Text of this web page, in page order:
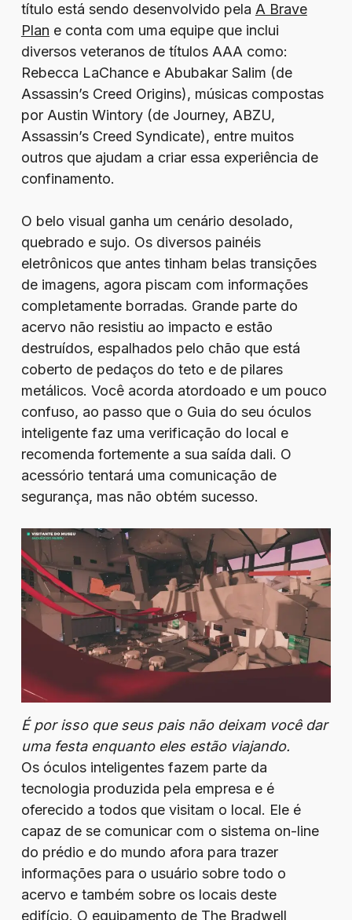
título está sendo desenvolvido pela A Brave
Plan e conta com uma equipe que inclui
diversos veteranos de títulos AAA como:
Rebecca LaChance e Abubakar Salim (de
Assassin’s Creed Origins), músicas compostas
por Austin Wintory (de Journey, ABZU,
Assassin’s Creed Syndicate), entre muitos
outros que ajudam a criar essa experiência de
confinamento.
O belo visual ganha um cenário desolado,
quebrado e sujo. Os diversos painéis
eletrônicos que antes tinham belas transições
de imagens, agora piscam com informações
completamente borradas. Grande parte do
acervo não resistiu ao impacto e estão
destruídos, espalhados pelo chão que está
coberto de pedaços do teto e de pilares
metálicos. Você acorda atordoado e um pouco
confuso, ao passo que o Guia do seu óculos
inteligente faz uma verificação do local e
recomenda fortemente a sua saída dali. O
acessório tentará uma comunicação de
segurança, mas não obtém sucesso.
É por isso que seus pais não deixam você dar
uma festa enquanto eles estão viajando.
Os óculos inteligentes fazem parte da
tecnologia produzida pela empresa e é
oferecido a todos que visitam o local. Ele é
capaz de se comunicar com o sistema on-line
do prédio e do mundo afora para trazer
informações para o usuário sobre todo o
acervo e também sobre os locais deste
edifício. O equipamento de The Bradwell